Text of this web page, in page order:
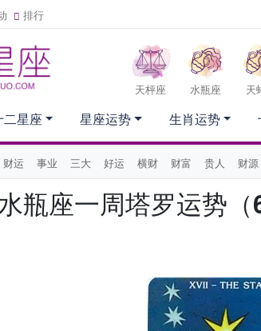
排行
天枰座 水瓶座 天
财运 事业 三大 好运 横财 财富 贵人 财源
二星座 星座运势 生肖运势
瓶座一周塔罗运势（